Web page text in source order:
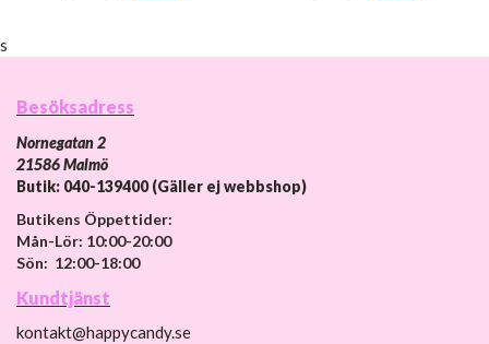
s
Besöksadress
Nornegatan 2
21586 Malmö
Butik: 040-139400 (Gäller ej webbshop)
Butikens Öppettider:
Mån-Lör: 10:00-20:00
Sön: 12:00-18:00
Kundtjänst
kontakt@happycandy.se